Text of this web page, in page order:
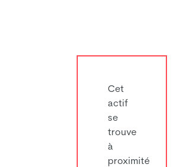
Cet
actif
se
trouve
à
proximité